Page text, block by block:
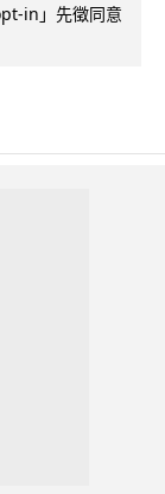
in」先徵同意